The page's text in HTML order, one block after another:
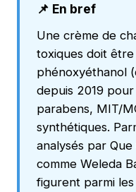
📌 En bref
Une crème de
toxiques doit
phénoxyéthanol
depuis 2019
parabens, MIT/
synthétiques.
analysés par
comme Weleda
figurent parmi